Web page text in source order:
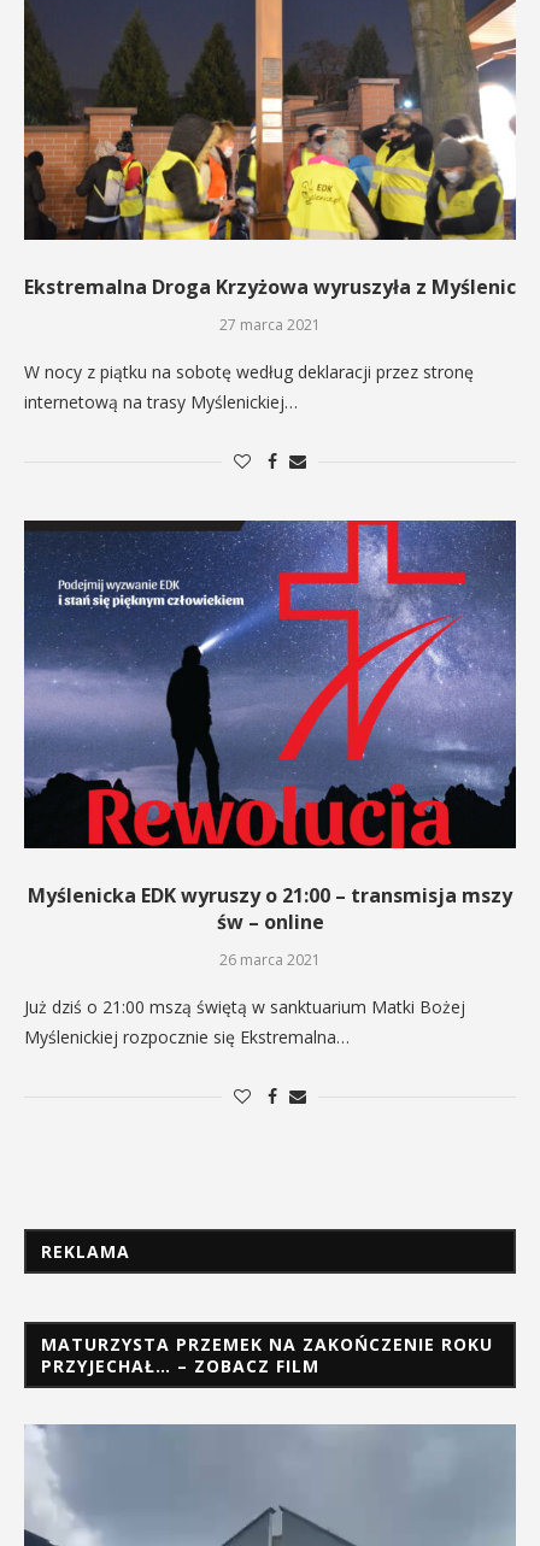
Ekstremalna Droga Krzyżowa wyruszyła z Myślenic
27 marca 2021
W nocy z piątku na sobotę według deklaracji przez stronę
internetową na trasy Myślenickiej…
Myślenicka EDK wyruszy o 21:00 – transmisja mszy
św – online
26 marca 2021
Już dziś o 21:00 mszą świętą w sanktuarium Matki Bożej
Myślenickiej rozpocznie się Ekstremalna…
REKLAMA
MATURZYSTA PRZEMEK NA ZAKOŃCZENIE ROKU
PRZYJECHAŁ… – ZOBACZ FILM
Odtwarzacz